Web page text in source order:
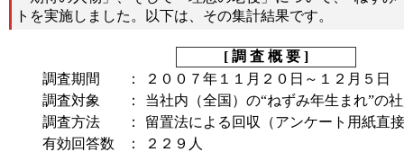
トを実施しました。以下は、その集計結果です。
[ 調 査 概 要 ]
調査期間
：
２００７年１１月２０日～１２月５日
調査対象
：
当社内（全国）の“ねずみ年生まれ”の
調査方法
：
留置法による回収（アンケート用紙直
有効回答数
：
２２９人